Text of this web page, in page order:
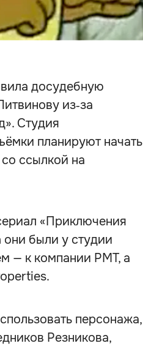
досудебную
из‑за
Студия
планируют начать
ссылкой на
«Приключения
они были у студии
— к компании РМТ, а
персонажа,
Резникова,